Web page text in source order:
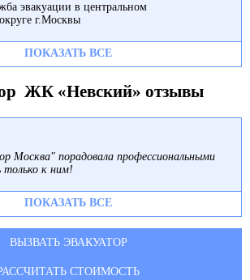
эвакуации в центральном
г.Москвы
ПОКАЗАТЬ ВСЕ
ЖК «Невский» отзывы
Москва" порадовала профессиональными
только к ним!
ПОКАЗАТЬ ВСЕ
ВЫЗВАТЬ ЭВАКУАТОР
СТОИМОСТЬ